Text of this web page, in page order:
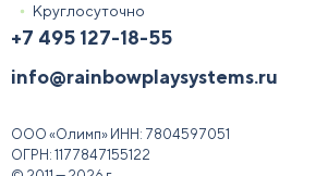
Круглосуточно
+7 495 127-18-55
info@rainbowplaysystems.ru
ООО «Олимп» ИНН: 7804597051
ОГРН: 1177847155122